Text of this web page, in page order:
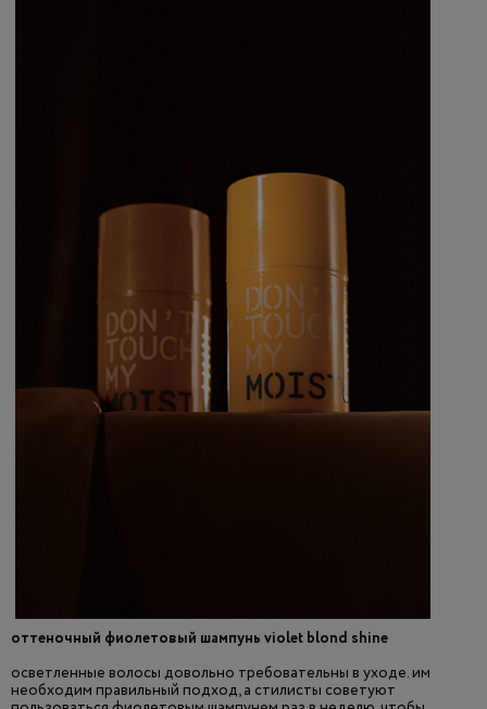
оттеночный фиолетовый шампунь violet blond shine
осветленные волосы довольно требовательны в уходе. им
необходим правильный подход, а стилисты советуют